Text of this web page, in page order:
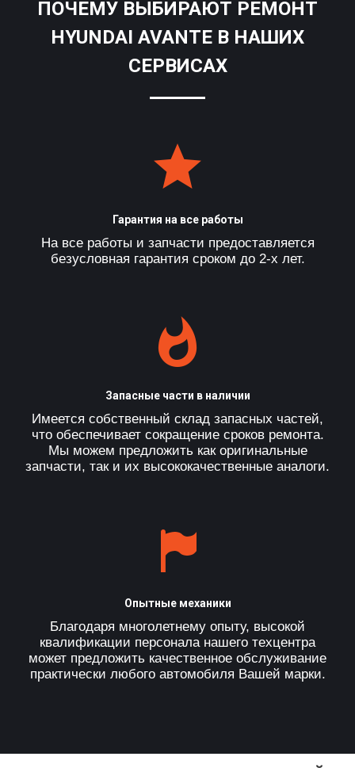
ПОЧЕМУ ВЫБИРАЮТ РЕМОНТ
HYUNDAI AVANTE В НАШИХ
СЕРВИСАХ
Гарантия на все работы
На все работы и запчасти предоставляется
безусловная гарантия сроком до 2-х лет.
Запасные части в наличии
Имеется собственный склад запасных частей,
что обеспечивает сокращение сроков ремонта.
Мы можем предложить как оригинальные
запчасти, так и их высококачественные аналоги.
Опытные механики
Благодаря многолетнему опыту, высокой
квалификации персонала нашего техцентра
может предложить качественное обслуживание
практически любого автомобиля Вашей марки.